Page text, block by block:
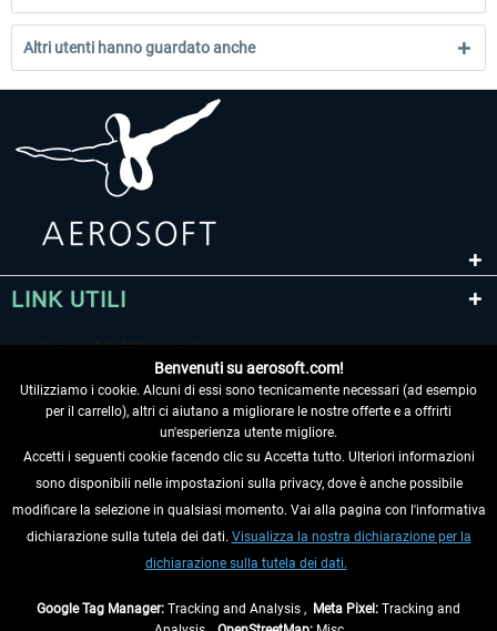
Altri utenti hanno guardato anche
LINK UTILI
RECEDERE DAL CONTRATTO
INFORMAZIONI
Benvenuti su aerosoft.com!
Utilizziamo i cookie. Alcuni di essi sono tecnicamente necessari (ad esempio
per il carrello), altri ci aiutano a migliorare le nostre offerte e a offrirti
un'esperienza utente migliore.
Accetti i seguenti cookie facendo clic su Accetta tutto. Ulteriori informazioni
sono disponibili nelle impostazioni sulla privacy, dove è anche possibile
modificare la selezione in qualsiasi momento. Vai alla pagina con l'informativa
dichiarazione sulla tutela dei dati. Visualizza la nostra dichiarazione per la
dichiarazione sulla tutela dei dati.
Google Tag Manager: Tracking and Analysis , Meta Pixel: Tracking and